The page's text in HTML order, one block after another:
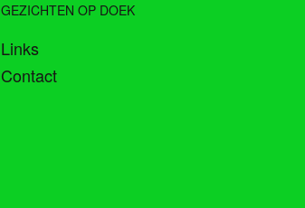
GEZICHTEN OP DOEK
Links
Contact